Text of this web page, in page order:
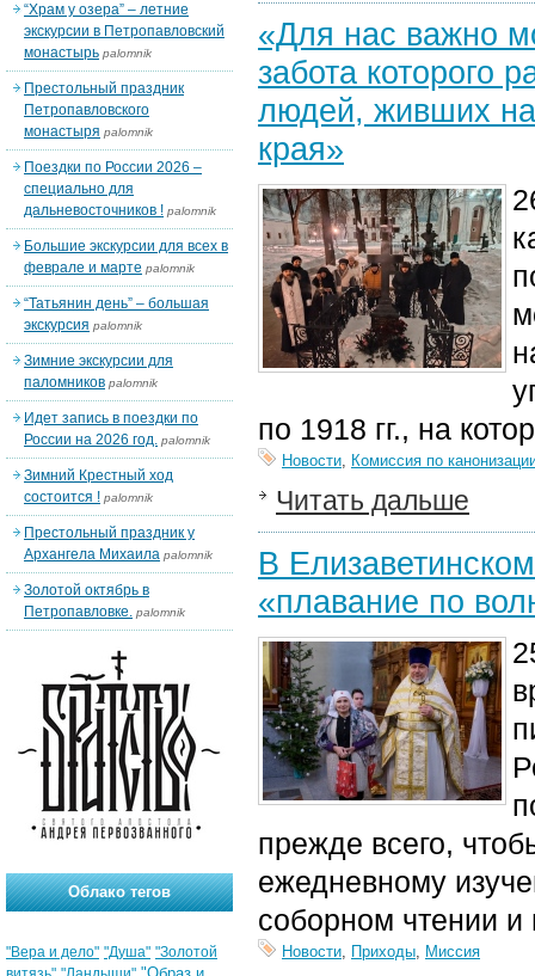
«Для нас важно
забота которого
людей, живших на
края»
по 1918 гг., на
Новости, Комиссия по
Читать дальше
В
«плавание по
прежде всего,
ежедневному
соборном чтении и
Новости, Приходы, Миссия
“Храм у озера” – летние
экскурсии в Петропавловский
монастырь palomnik
Престольный праздник
Петропавловского
монастыря palomnik
Поездки по России 2026 –
специально для
дальневосточников ! palomnik
Большие экскурсии для всех в
феврале и марте palomnik
“Татьянин день” – большая
экскурсия palomnik
Зимние экскурсии для
паломников palomnik
Идет запись в поездки по
России на 2026 год. palomnik
Зимний Крестный ход
состоится ! palomnik
Престольный праздник у
Архангела Михаила palomnik
Золотой октябрь в
Петропавловке. palomnik
Облако тегов
"Вера и дело" "Душа" "Золотой